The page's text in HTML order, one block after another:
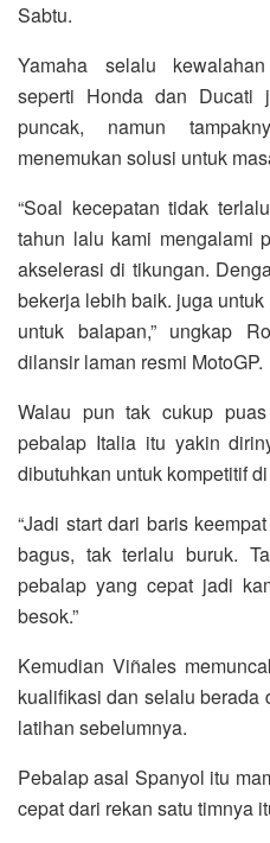
Sabtu.
Yamaha selalu
seperti Honda dan Ducati
puncak, namun
menemukan solusi untuk
“Soal kecepatan tidak
tahun lalu kami mengalami
akselerasi di tikungan.
bekerja lebih baik. juga
untuk balapan,” ungkap
dilansir laman resmi MotoGP.
Walau pun tak cukup
pebalap Italia itu yakin
dibutuhkan untuk kompetitif
“Jadi start dari baris
bagus, tak terlalu buruk.
pebalap yang cepat jadi
besok.”
Kemudian Viñales
kualifikasi dan selalu berada
latihan sebelumnya.
Pebalap asal Spanyol itu
cepat dari rekan satu timnya